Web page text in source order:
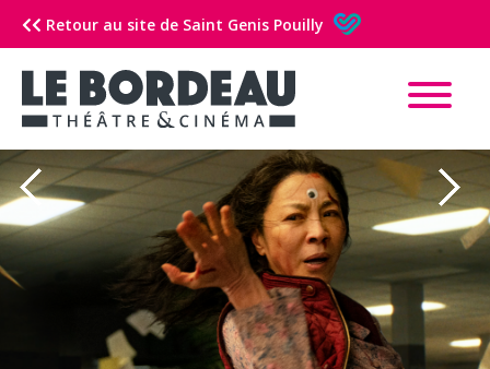
Retour au site de Saint Genis Pouilly